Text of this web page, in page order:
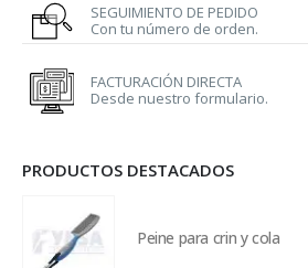
SEGUIMIENTO DE PEDIDO
Con tu número de orden.
FACTURACIÓN DIRECTA
Desde nuestro formulario.
PRODUCTOS DESTACADOS
Peine para crin y cola